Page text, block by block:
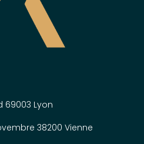
69003 Lyon
38200 Vienne